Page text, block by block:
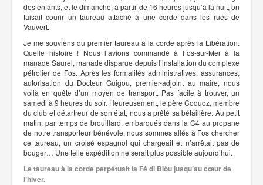
des enfants, et le dimanche, à partir de 16 heures jusqu’à la nuit, on
faisait courir un taureau attaché à une corde dans les rues de
Vauvert.
Je me souviens du premier taureau à la corde après la Libération.
Quelle histoire ! Nous l’avions commandé à Fos-sur-Mer à la
manade Saurel, manade disparue depuis l’installation du complexe
pétrolier de Fos. Après les formalités administratives, assurances,
autorisation du Docteur Guigou, premier-adjoint au maire, nous
voilà en quête d’un moyen de transport. Pas facile à trouver, un
samedi à 9 heures du soir. Heureusement, le père Coquoz, membre
du club et détartreur de son état, nous a prêté sa bétaillère. Au petit
matin, par temps de brouillard, embarqués dans la C4 au propane
de notre transporteur bénévole, nous sommes allés à Fos chercher
ce taureau, un croisé espagnol qui chargeait et n’arrêtait pas de
bouger… Une telle expédition ne serait plus possible aujourd’hui.
Le taureau à la corde perpétuait la Fé di Biòu jusqu’au cœur de
l’hiver.